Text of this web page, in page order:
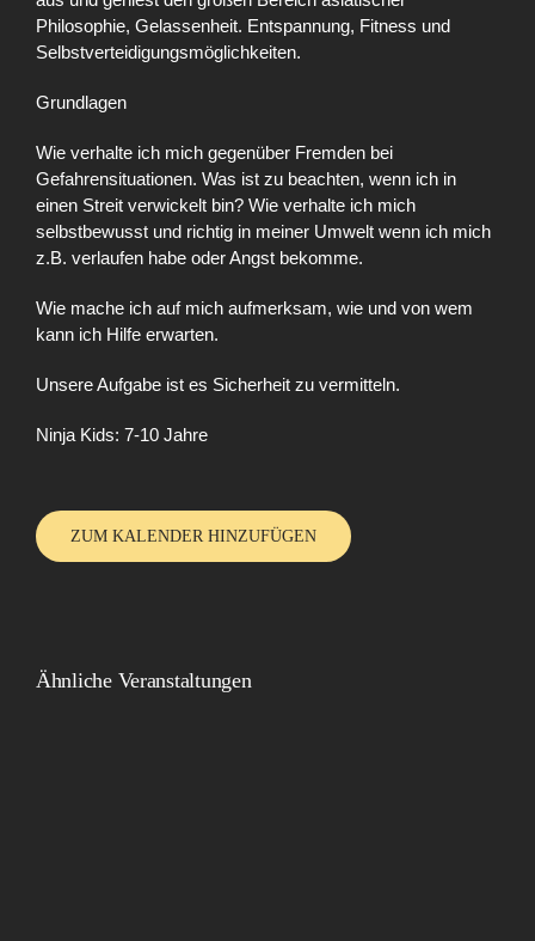
Philosophie, Gelassenheit. Entspannung, Fitness und
Selbstverteidigungsmöglichkeiten.
Grundlagen
Wie verhalte ich mich gegenüber Fremden bei
Gefahrensituationen. Was ist zu beachten, wenn ich in
einen Streit verwickelt bin? Wie verhalte ich mich
selbstbewusst und richtig in meiner Umwelt wenn ich mich
z.B. verlaufen habe oder Angst bekomme.
Wie mache ich auf mich aufmerksam, wie und von wem
kann ich Hilfe erwarten.
Unsere Aufgabe ist es Sicherheit zu vermitteln.
Ninja Kids: 7-10 Jahre
ZUM KALENDER HINZUFÜGEN
Ähnliche Veranstaltungen